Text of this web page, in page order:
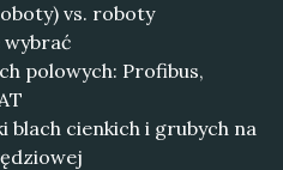
vs. roboty
wybrać
polowych: Profibus,
blach cienkich i grubych na